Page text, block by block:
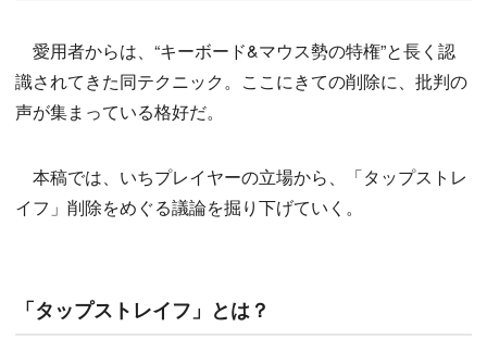
愛用者からは、“キーボード&マウス勢の特権”と長く認
識されてきた同テクニック。ここにきての削除に、批判の
声が集まっている格好だ。
本稿では、いちプレイヤーの立場から、「タップストレ
イフ」削除をめぐる議論を掘り下げていく。
「タップストレイフ」とは？